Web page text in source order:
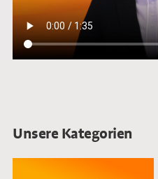
Unsere Kategorien